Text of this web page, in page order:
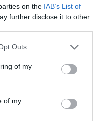
on the IAB’s List of
further disclose it to other
uses one or more Google
You may click to
its third-party tags to
purposes in below Google
Outs
of my
of my
το λάδι Ελιάς & έλαιο
δράση της κρέμας,
τόνωση και υγεία στην